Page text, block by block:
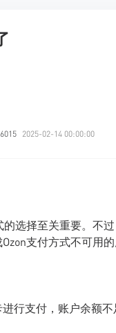
2025-02-14 00:00:00
选择至关重要。不
支付方式不可用
行支付，账户余额